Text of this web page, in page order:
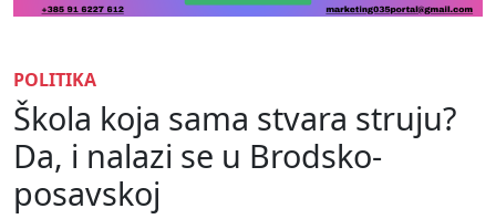
POLITIKA
Škola koja sama stvara struju?
Da, i nalazi se u Brodsko-
posavskoj